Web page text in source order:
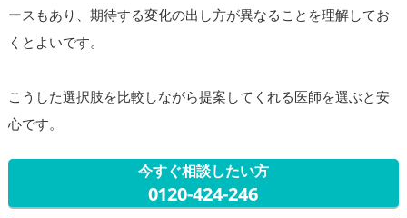
ースもあり、期待する変化の出し方が異なることを理解してお
くとよいです。
こうした選択肢を比較しながら提案してくれる医師を選ぶと安
心です。
今すぐ相談したい方
0120-424-246